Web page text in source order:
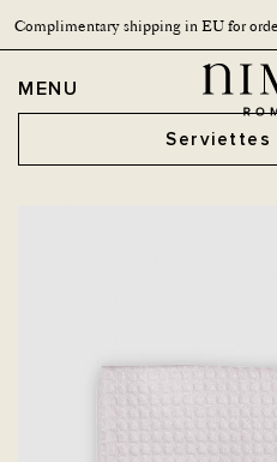
Complimentary shipping in EU for
OPEN MENU
MENU
Serviettes